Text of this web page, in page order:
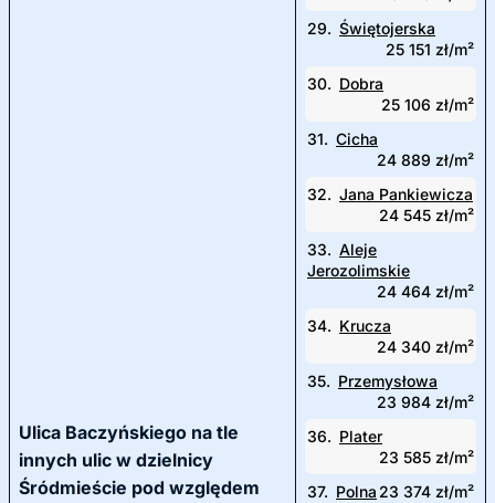
Ulica Baczyńskiego na tle
innych ulic w dzielnicy
Śródmieście pod względem
29. Świętojerska
25 151 zł/m²
30. Dobra
25 106 zł/m²
31. Cicha
24 889 zł/m²
32. Jana Pankiewicza
24 545 zł/m²
33. Aleje
Jerozolimskie
24 464 zł/m²
34. Krucza
24 340 zł/m²
35. Przemysłowa
23 984 zł/m²
36. Plater
23 585 zł/m²
37. Polna 23 374 zł/m²